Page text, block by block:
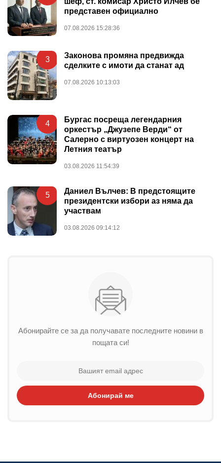
представен официално
07.08.2026 15:28:36
3
Законова промяна предвижда
сделките с имоти да станат ад
07.08.2026 10:13:03
4
Бургас посреща легендарния
оркестър „Джузепе Верди“ от
Салерно с виртуозен концерт на
Летния театър
03.08.2026 11:54:39
5
Даниел Вълчев: В предстоящите
президентски избори аз няма да
участвам
03.08.2026 09:14:12
Абонирайте се за да получавате последните новини в
пощата си!
Абонирай ме